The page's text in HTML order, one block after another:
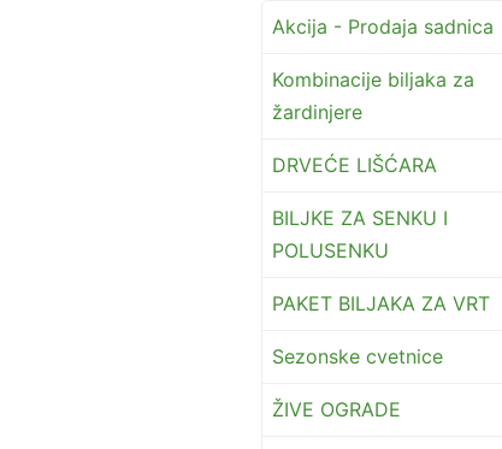
Akcija - Prodaja sadnica
Kombinacije biljaka za
žardinjere
DRVEĆE LIŠĆARA
BILJKE ZA SENKU I
POLUSENKU
PAKET BILJAKA ZA VRT
Sezonske cvetnice
ŽIVE OGRADE